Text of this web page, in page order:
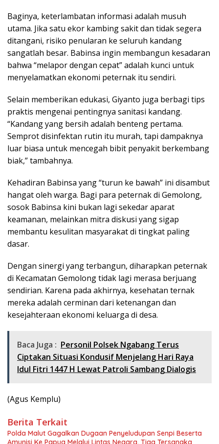
Baginya, keterlambatan informasi adalah musuh
utama. Jika satu ekor kambing sakit dan tidak segera
ditangani, risiko penularan ke seluruh kandang
sangatlah besar. Babinsa ingin membangun kesadaran
bahwa “melapor dengan cepat” adalah kunci untuk
menyelamatkan ekonomi peternak itu sendiri.
Selain memberikan edukasi, Giyanto juga berbagi tips
praktis mengenai pentingnya sanitasi kandang.
“Kandang yang bersih adalah benteng pertama.
Semprot disinfektan rutin itu murah, tapi dampaknya
luar biasa untuk mencegah bibit penyakit berkembang
biak,” tambahnya.
Kehadiran Babinsa yang “turun ke bawah” ini disambut
hangat oleh warga. Bagi para peternak di Gemolong,
sosok Babinsa kini bukan lagi sekedar aparat
keamanan, melainkan mitra diskusi yang sigap
membantu kesulitan masyarakat di tingkat paling
dasar.
Dengan sinergi yang terbangun, diharapkan peternak
di Kecamatan Gemolong tidak lagi merasa berjuang
sendirian. Karena pada akhirnya, kesehatan ternak
mereka adalah cerminan dari ketenangan dan
kesejahteraan ekonomi keluarga di desa.
Baca Juga : Personil Polsek Ngabang Terus
Ciptakan Situasi Kondusif Menjelang Hari Raya
Idul Fitri 1447 H Lewat Patroli Sambang Dialogis
(Agus Kemplu)
Berita Terkait
Polda Malut Gagalkan Dugaan Penyeludupan Senpi Beserta
Amunisi Ke Papua Melalui Lintas Negara, Tiga Tersangka